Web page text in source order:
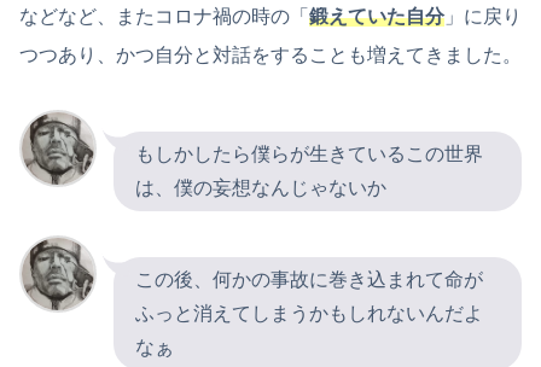
などなど、またコロナ禍の時の「 鍛えていた自分」に戻り
つつあり、かつ自分と対話をすることも増えてきました。
もしかしたら僕らが生きているこの世界
は、僕の妄想なんじゃないか
この後、何かの事故に巻き込まれて命が
ふっと消えてしまうかもしれないんだよ
なぁ